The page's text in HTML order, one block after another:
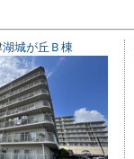
城が丘Ｂ棟